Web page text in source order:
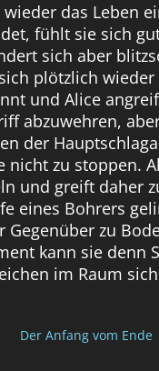
das Leben
fühlt sie sich
sich aber
plötzlich wieder
und Alice
abzuwehren,
der
nicht zu stoppen.
und greift daher
eines Bohrers
Gegenüber zu
kann sie denn
im Raum
Der Anfang vom Ende